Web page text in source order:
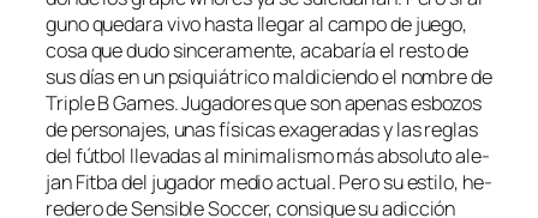
guno que­da­ra vi­vo has­ta lle­gar al cam­po de jue­go,
co­sa que du­do sin­ce­ra­men­te, aca­ba­ría el res­to de
sus días en un psi­quiá­tri­co mal­di­cien­do el nom­bre de
Triple B Games. Jugadores que son ape­nas es­bo­zos
de per­so­na­jes, unas fí­si­cas exa­ge­ra­das y las re­glas
del fút­bol lle­va­das al mi­ni­ma­lis­mo más ab­so­lu­to ale­
jan Fitba del ju­ga­dor me­dio ac­tual. Pero su es­ti­lo, he­
re­de­ro de Sensible Soccer, con­si­gue su adic­ción